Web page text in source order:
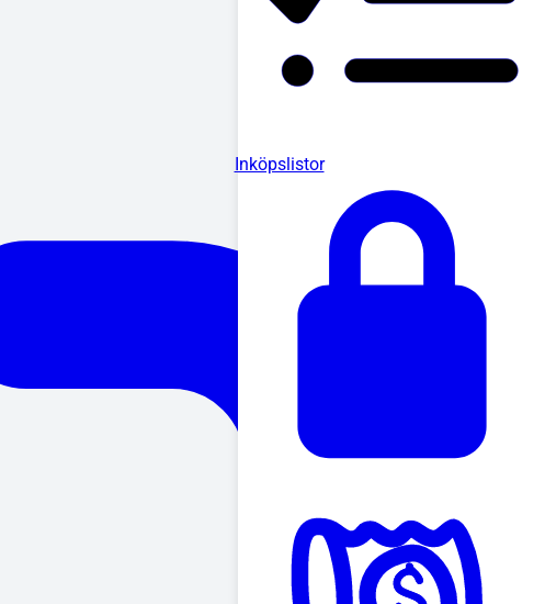
Inköpslistor